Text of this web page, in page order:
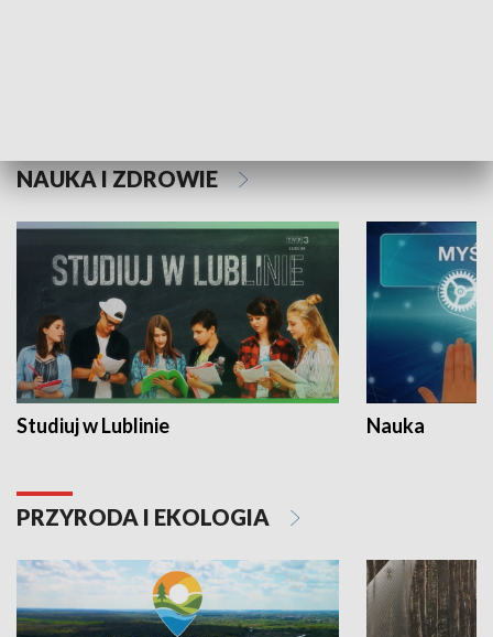
NAUKA I ZDROWIE
Studiuj w Lublinie Nauka
PRZYRODA I EKOLOGIA